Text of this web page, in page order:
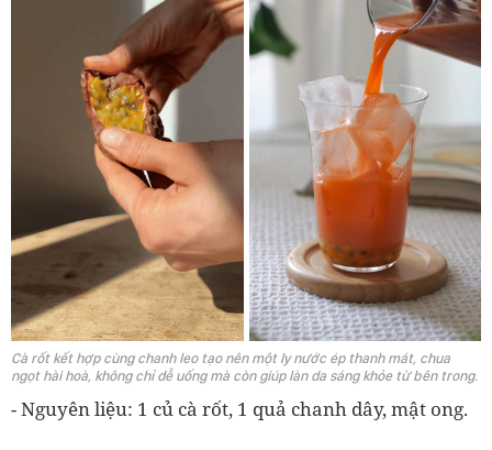
Cà rốt kết hợp cùng chanh leo tạo nên một ly nước ép thanh mát, chua
ngọt hài hoà, không chỉ dễ uống mà còn giúp làn da sáng khỏe từ bên trong.
- Nguyên liệu: 1 củ cà rốt, 1 quả chanh dây, mật ong.